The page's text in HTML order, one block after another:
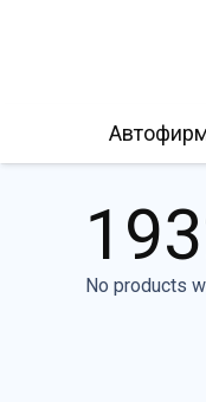
No products